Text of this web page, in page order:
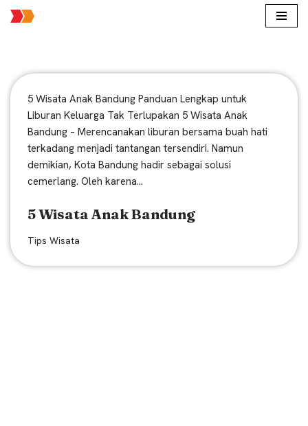
konten
5 Wisata Anak Bandung Panduan Lengkap untuk
Liburan Keluarga Tak Terlupakan 5 Wisata Anak
Bandung – Merencanakan liburan bersama buah hati
terkadang menjadi tantangan tersendiri. Namun
demikian, Kota Bandung hadir sebagai solusi
cemerlang. Oleh karena…
5 Wisata Anak Bandung
Tips Wisata